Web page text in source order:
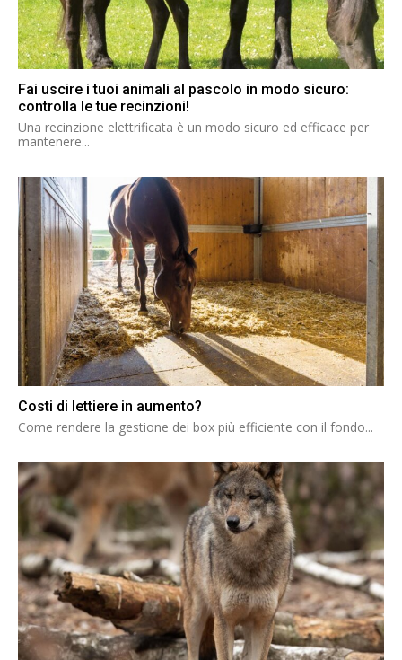
Fai uscire i tuoi animali al pascolo in modo sicuro:
controlla le tue recinzioni!
Una recinzione elettrificata è un modo sicuro ed efficace per
mantenere...
Costi di lettiere in aumento?
Come rendere la gestione dei box più efficiente con il fondo...